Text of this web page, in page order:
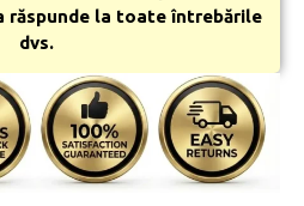
răspunde la toate întrebările
dvs.